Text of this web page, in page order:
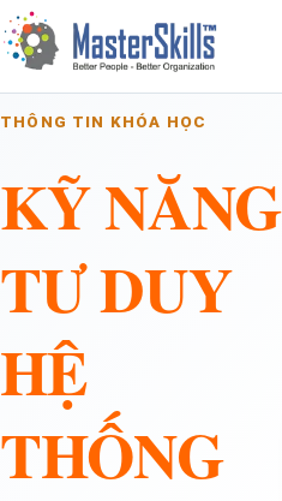
THÔNG TIN KHÓA HỌC
KỸ NĂNG
TƯ DUY
HỆ
THỐNG